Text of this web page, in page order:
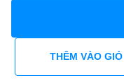
THÊM VÀO GIỎ